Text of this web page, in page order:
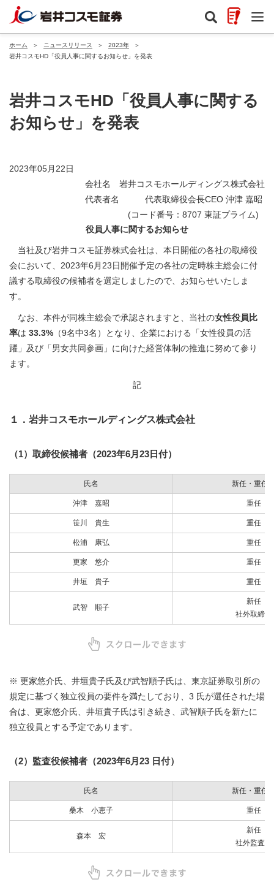
ホーム ＞ ニュースリリース ＞ 2023年
＞
岩井コスモHD「役員人事に関するお知らせ」を発表
岩井コスモHD「役員人事に関する
お知らせ」を発表
2023年05月22日
会社名 岩井コスモホールディングス株式会社
代表者名 代表取締役会長CEO 沖津 嘉昭
(コード番号：8707 東証プライム)
役員人事に関するお知らせ
当社及び岩井コスモ証券株式会社は、本日開催の各社の取締役
会において、2023年6月23日開催予定の各社の定時株主総会に付
議する取締役の候補者を選定しましたので、お知らせいたしま
す。
なお、本件が同株主総会で承認されますと、当社の女性役員比
率は 33.3% （9名中3名）となり、企業における「女性役員の活
躍」及び「男女共同参画」に向けた経営体制の推進に努めて参り
ます。
記
１．岩井コスモホールディングス株式会社
（1）取締役候補者（2023年6月23日付）
氏名 新任・重任
沖津 嘉昭 重任
笹川 貴生 重任
松浦 康弘 重任
更家 悠介 重任
井垣 貴子 重任
武智 順子
新任
社外取締役
※ 更家悠介氏、井垣貴子氏及び武智順子氏は、東京証券取引所の
規定に基づく独立役員の要件を満たしており、3 氏が選任された場
合は、更家悠介氏、井垣貴子氏は引き続き、武智順子氏を新たに
独立役員とする予定であります。
（2）監査役候補者（2023年6月23 日付）
氏名 新任・重任
桑木 小恵子 重任
森本 宏
新任
社外監査役